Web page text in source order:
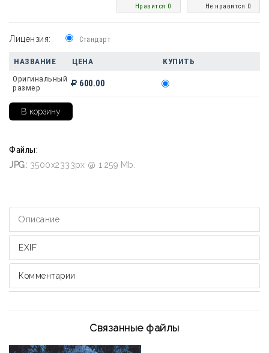
Не нравится 0
Нравится 0
Лицензия: Стандарт
НАЗВАНИЕ ЦЕНА
КУПИТЬ
Оригинальный
размер
600.00
Файлы:
JPG: 3500x2333px @ 1.259 Mb.
Описание
EXIF
Комментарии
Связанные файлы